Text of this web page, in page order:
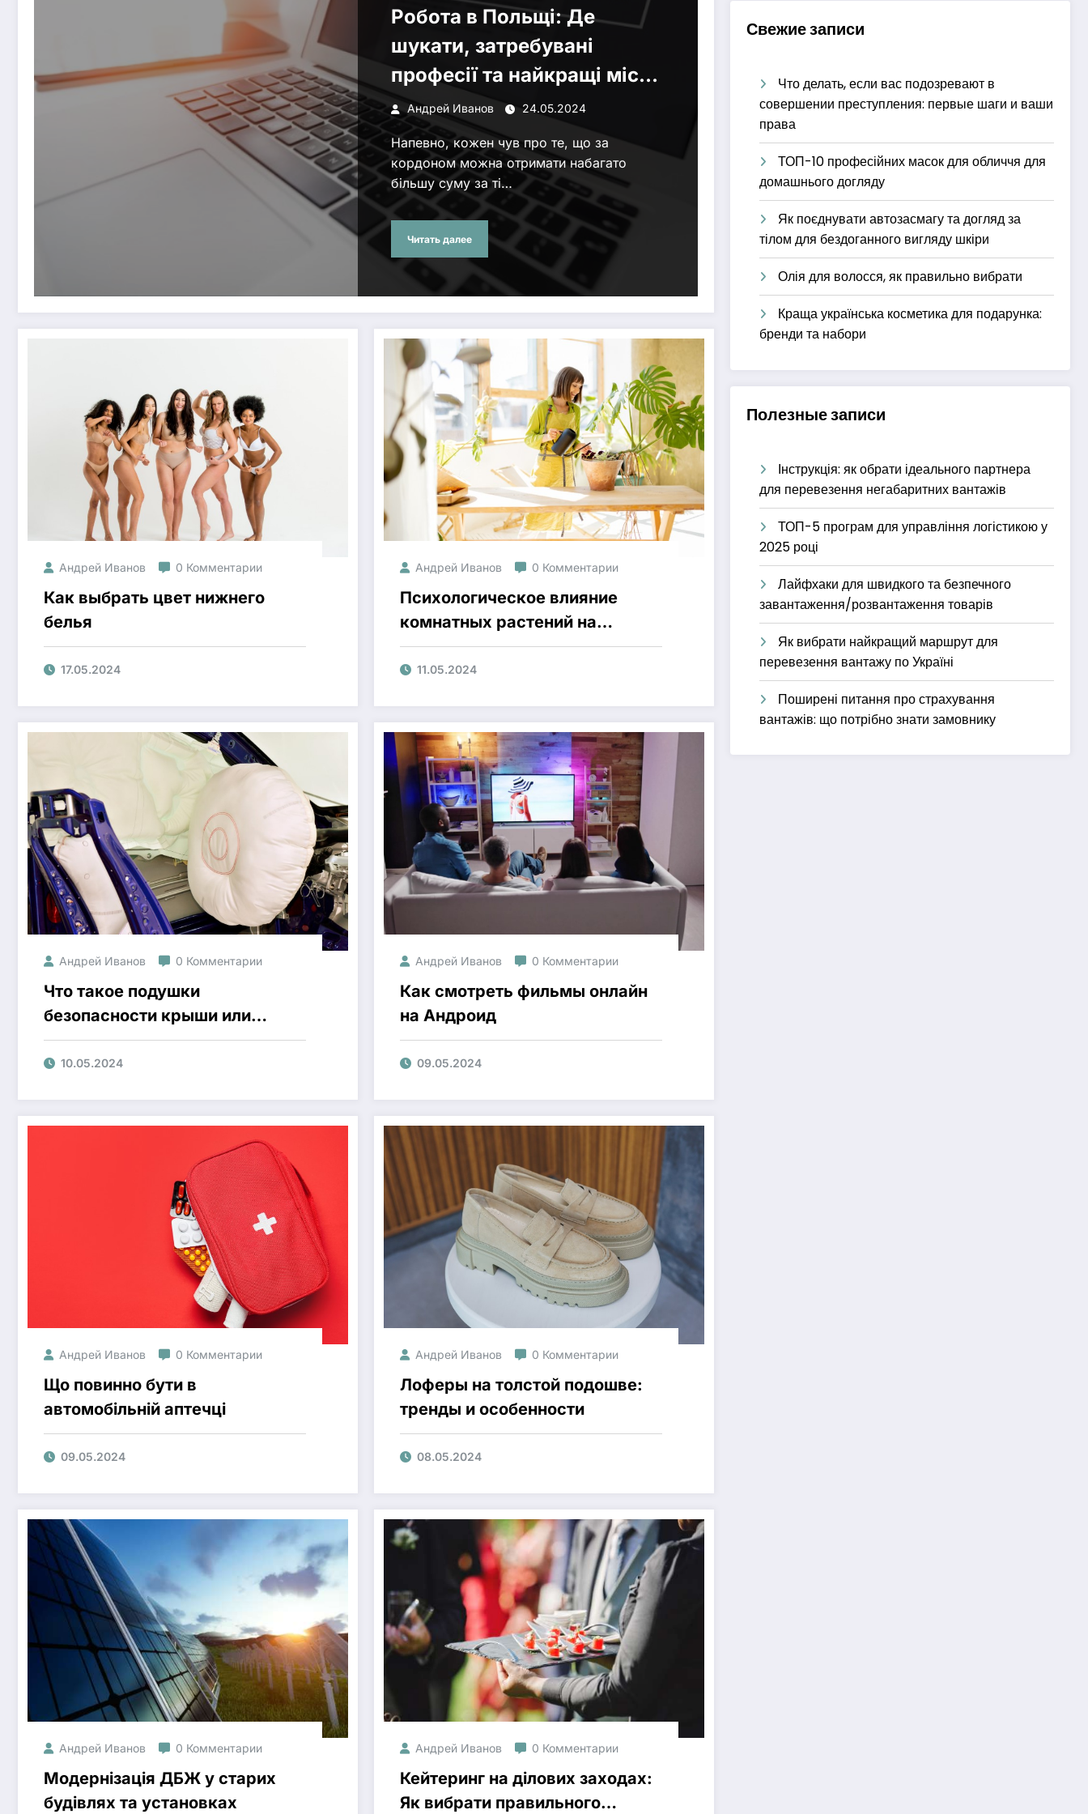
Робота в Польщі: Де
шукати, затребувані
професії та найкращі місця
для життя і роботи
Андрей Иванов 24.05.2024
Напевно, кожен чув про те, що за
кордоном можна отримати набагато
більшу суму за ті…
Читать далее
Андрей Иванов 0 Комментарии
Как выбрать цвет нижнего
белья
17.05.2024
Андрей Иванов 0 Комментарии
Психологическое влияние
комнатных растений на
человека
11.05.2024
Андрей Иванов 0 Комментарии
Что такое подушки
безопасности крыши или
шторки?
10.05.2024
Андрей Иванов 0 Комментарии
Как смотреть фильмы онлайн
на Андроид
09.05.2024
Андрей Иванов 0 Комментарии
Що повинно бути в
автомобільній аптечці
09.05.2024
Андрей Иванов 0 Комментарии
Лоферы на толстой подошве:
тренды и особенности
08.05.2024
Андрей Иванов 0 Комментарии
Модернізація ДБЖ у старих
будівлях та установках
Андрей Иванов 0 Комментарии
Кейтеринг на ділових заходах:
Як вибрати правильного
Свежие записи
Что делать, если вас подозревают в
совершении преступления: первые шаги и ваши
права
ТОП-10 професійних масок для обличчя для
домашнього догляду
Як поєднувати автозасмагу та догляд за
тілом для бездоганного вигляду шкіри
Олія для волосся, як правильно вибрати
Краща українська косметика для подарунка:
бренди та набори
Полезные записи
Інструкція: як обрати ідеального партнера
для перевезення негабаритних вантажів
ТОП-5 програм для управління логістикою у
2025 році
Лайфхаки для швидкого та безпечного
завантаження/розвантаження товарів
Як вибрати найкращий маршрут для
перевезення вантажу по Україні
Поширені питання про страхування
вантажів: що потрібно знати замовнику